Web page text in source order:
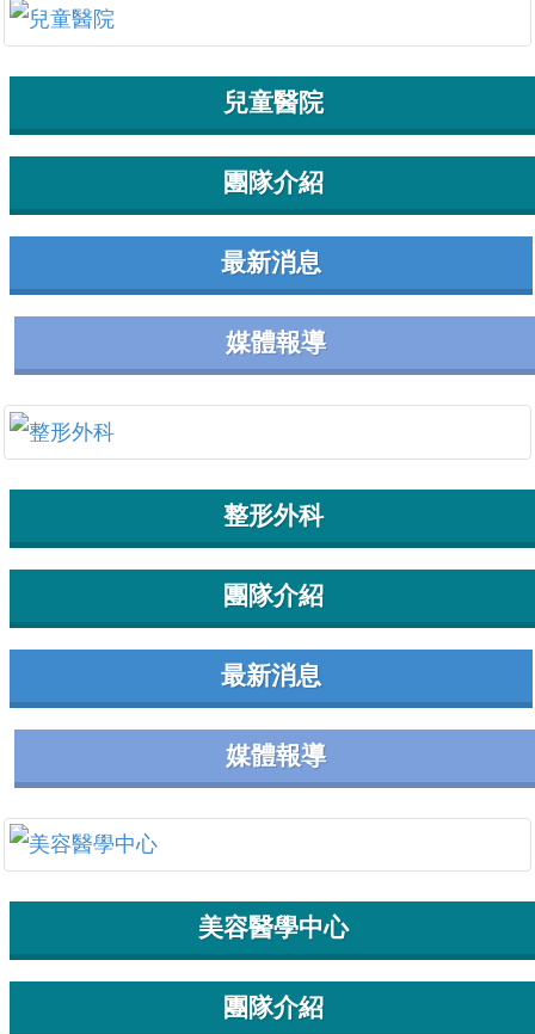
兒童醫院
團隊介紹
最新消息
媒體報導
整形外科
團隊介紹
最新消息
媒體報導
美容醫學中心
團隊介紹